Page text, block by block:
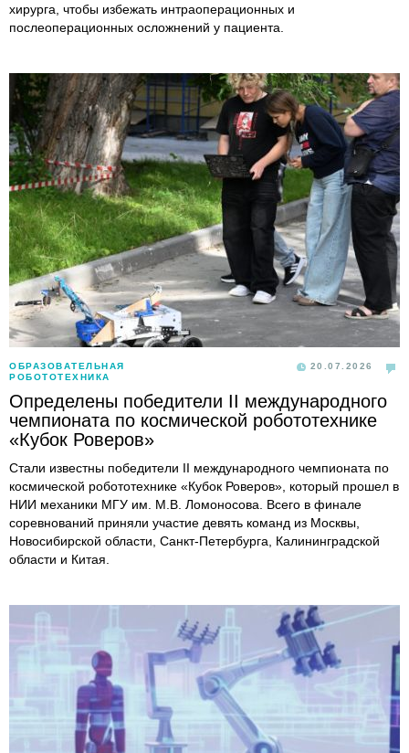
хирурга, чтобы избежать интраоперационных и
послеоперационных осложнений у пациента.
ОБРАЗОВАТЕЛЬНАЯ
РОБОТОТЕХНИКА
20.07.2026
Определены победители II международного
чемпионата по космической робототехнике
«Кубок Роверов»
Стали известны победители II международного чемпионата по
космической робототехнике «Кубок Роверов», который прошел в
НИИ механики МГУ им. М.В. Ломоносова. Всего в финале
соревнований приняли участие девять команд из Москвы,
Новосибирской области, Санкт-Петербурга, Калининградской
области и Китая.